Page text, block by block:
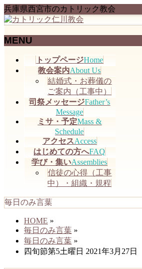
兵庫県西宮市のカトリック教会
MENU
トップページHome
教会案内About Us
結婚式・お葬儀の
ご案内（工事中）
司祭メッセージFather’s
Message
ミサ・予定Mass &
Schedule
アクセスAccess
はじめての方へFAQ
学び・集いAssemblies
信徒の心得（工事
中）・組織・規程
毎日のみ言葉
HOME »
毎日のみ言葉 »
毎日のみ言葉 »
四旬節第5土曜日 2021年3月27日